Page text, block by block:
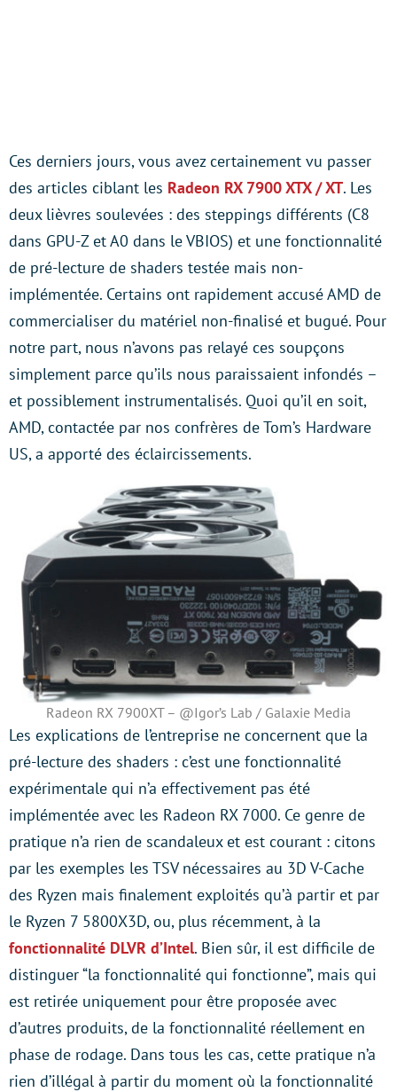
Ces derniers jours, vous avez certainement vu passer
des articles ciblant les Radeon RX 7900 XTX / XT. Les
deux lièvres soulevées : des steppings différents (C8
dans GPU-Z et A0 dans le VBIOS) et une fonctionnalité
de pré-lecture de shaders testée mais non-
implémentée. Certains ont rapidement accusé AMD de
commercialiser du matériel non-finalisé et bugué. Pour
notre part, nous n’avons pas relayé ces soupçons
simplement parce qu’ils nous paraissaient infondés –
et possiblement instrumentalisés. Quoi qu’il en soit,
AMD, contactée par nos confrères de Tom’s Hardware
US, a apporté des éclaircissements.
Radeon RX 7900XT – @Igor’s Lab / Galaxie Media
Les explications de l’entreprise ne concernent que la
pré-lecture des shaders : c’est une fonctionnalité
expérimentale qui n’a effectivement pas été
implémentée avec les Radeon RX 7000. Ce genre de
pratique n’a rien de scandaleux et est courant : citons
par les exemples les TSV nécessaires au 3D V-Cache
des Ryzen mais finalement exploités qu’à partir et par
le Ryzen 7 5800X3D, ou, plus récemment, à la
fonctionnalité DLVR d’Intel. Bien sûr, il est difficile de
distinguer “la fonctionnalité qui fonctionne”, mais qui
est retirée uniquement pour être proposée avec
d’autres produits, de la fonctionnalité réellement en
phase de rodage. Dans tous les cas, cette pratique n’a
rien d’illégal à partir du moment où la fonctionnalité